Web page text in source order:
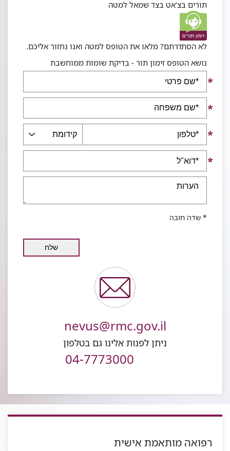
תורים בצ'אט בצד שמאל למטה
לא הסתדרתם? מלאו את הטופס למטה ואנו נחזור אליכם.
נושא הטופס זימון תור - בדיקת שומות ממוחשבת
שם
פרטי
שם
משפחה
טלפון
הערות
* שדה חובה
איתנו
nevus@rmc.gov.il
ניתן לפנות אלינו גם בטלפון
04-7773000
רפואה מותאמת אישית